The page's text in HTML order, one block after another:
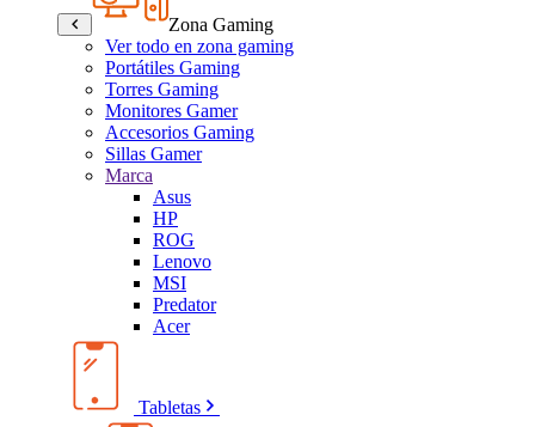
Zona Gaming
Ver todo en zona gaming
Portátiles Gaming
Torres Gaming
Monitores Gamer
Accesorios Gaming
Sillas Gamer
Marca
Asus
HP
ROG
Lenovo
MSI
Predator
Acer
Tabletas